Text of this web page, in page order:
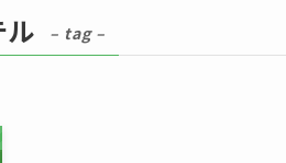
ル – tag –